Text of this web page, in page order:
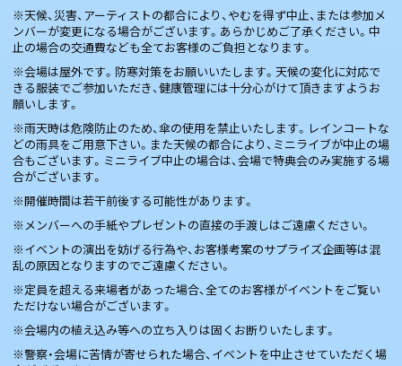
※天候、災害、アーティストの都合により、やむを得ず中止、または参加メ
ンバーが変更になる場合がございます。あらかじめご了承ください。中
止の場合の交通費なども全てお客様のご負担となります。
※会場は屋外です。防寒対策をお願いいたします。天候の変化に対応で
きる服装でご参加いただき、健康管理には十分心がけて頂きますようお
願いします。
※雨天時は危険防止のため、傘の使用を禁止いたします。レインコートな
どの雨具をご用意下さい。また天候の都合により、ミニライブが中止の場
合もございます。ミニライブ中止の場合は、会場で特典会のみ実施する場
合がございます。
※開催時間は若干前後する可能性があります。
※メンバーへの手紙やプレゼントの直接の手渡しはご遠慮ください。
※イベントの演出を妨げる行為や、お客様考案のサプライズ企画等は混
乱の原因となりますのでご遠慮ください。
※定員を超える来場者があった場合、全てのお客様がイベントをご覧い
ただけない場合がございます。
※会場内の植え込み等への立ち入りは固くお断りいたします。
※警察・会場に苦情が寄せられた場合、イベントを中止させていただく場